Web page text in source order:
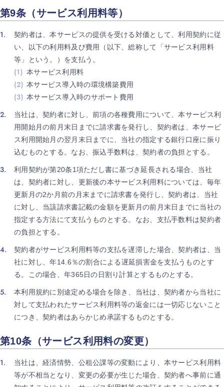
第9条（サービス利用料等）
契約者は、本サービスの提供を受ける対価として、利用契約に従
い、以下の利用料及び費用（以下、総称して「サービス利用料
等」という。）を支払う。
本サービス利用料
本サービス導入時の環境構築費用
本サービス導入時のサポート費用
当社は、契約者に対し、前項の各種費用について、本サービス利
用開始月の前月末日までに請求書を発行し、契約者は、本サービ
ス利用開始月の翌月末日までに、当社の指定する銀行口座に振り
込むものとする。なお、振込手数料は、契約者の負担とする。
利用契約が第20条1項ただし書に基づき延長される場合、当社
は、契約者に対し、更新後の本サービス利用料については、毎年
更新月の2か月前の月末までに請求書を発行し、契約者は、当社
に対し、当該請求書記載の金額を更新月の前月末日までに当社の
指定する方法にて支払うものとする。なお、支払手数料は契約者
の負担とする。
契約者がサービス利用料等の支払を遅滞した場合、契約者は、当
社に対し、年14.6％の割合による遅延損害金を支払うものとす
る。この場合、年365日の日割り計算とするものとする。
本利用規約に別途定める場合を除き、当社は、契約者から当社に
対して支払われたサービス利用料等の返金には一切応じないこと
につき、契約者はあらかじめ承諾するものとする。
第10条（サービス利用料の変更）
当社は、経済情勢、公租公課等の変動により、本サービス利用料
等が不相当となり、変更の必要が生じた場合、契約者へ事前に通